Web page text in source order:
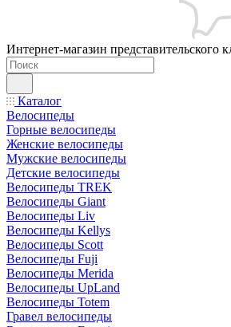
Интернет-магазин представительского
Каталог
Велосипеды
Горные велосипеды
Женские велосипеды
Мужские велосипеды
Детские велосипеды
Велосипеды TREK
Велосипеды Giant
Велосипеды Liv
Велосипеды Kellys
Велосипеды Scott
Велосипеды Fuji
Велосипеды Merida
Велосипеды UpLand
Велосипеды Totem
Гравел велосипеды